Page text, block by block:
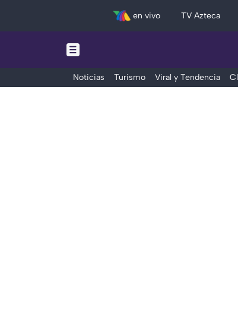
en vivo TV Azteca
Noticias Turismo Viral y Tendencia